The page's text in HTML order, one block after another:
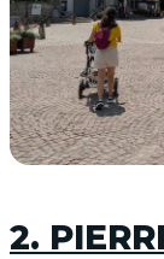
2.